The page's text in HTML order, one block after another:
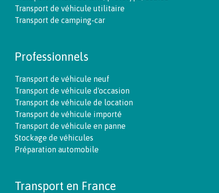
Transport de véhicule utilitaire
Transport de camping-car
Professionnels
Transport de véhicule neuf
Transport de véhicule d'occasion
Transport de véhicule de location
Transport de véhicule importé
Transport de véhicule en panne
Stockage de véhicules
Préparation automobile
Transport en France